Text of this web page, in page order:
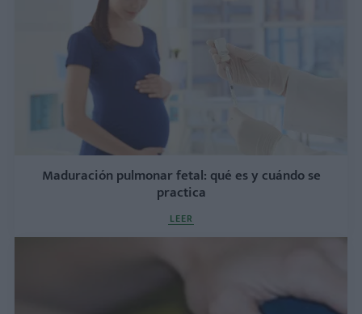
Maduración pulmonar fetal: qué es y cuándo se
practica
LEER